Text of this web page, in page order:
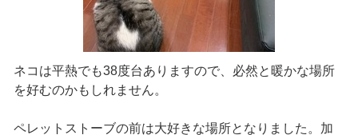
ネコは平熱でも38度台ありますので、必然と暖かな場所
を好むのかもしれません。
ペレットストーブの前は大好きな場所となりました。加